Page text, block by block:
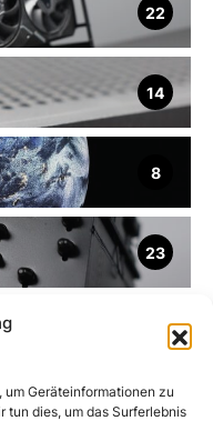
Geräteinformationen zu
tun dies, um das Surferlebnis
22
14
8
23